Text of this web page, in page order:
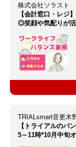
【会計窓口・レジ
◎笑顔や気配りが
TRIALsmart音更木
【トライアルのパ
5～11時*10月中旬